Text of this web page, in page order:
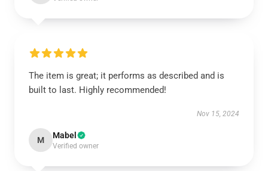
The item is great; it performs as described and is
built to last. Highly recommended!
Nov 15, 2024
M Mabel
Verified owner